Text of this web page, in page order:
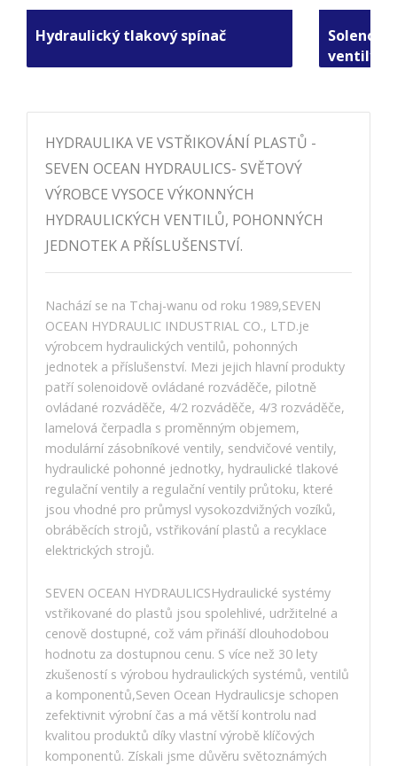
Hydraulický tlakový spínač
ventily
HYDRAULIKA VE VSTŘIKOVÁNÍ PLASTŮ -
SEVEN OCEAN HYDRAULICS- SVĚTOVÝ
VÝROBCE VYSOCE VÝKONNÝCH
HYDRAULICKÝCH VENTILŮ, POHONNÝCH
JEDNOTEK A PŘÍSLUŠENSTVÍ.
Nachází se na Tchaj-wanu od roku 1989,SEVEN
OCEAN HYDRAULIC INDUSTRIAL CO., LTD.je
výrobcem hydraulických ventilů, pohonných
jednotek a příslušenství. Mezi jejich hlavní produkty
patří solenoidově ovládané rozváděče, pilotně
ovládané rozváděče, 4/2 rozváděče, 4/3 rozváděče,
lamelová čerpadla s proměnným objemem,
modulární zásobníkové ventily, sendvičové ventily,
hydraulické pohonné jednotky, hydraulické tlakové
regulační ventily a regulační ventily průtoku, které
jsou vhodné pro průmysl vysokozdvižných vozíků,
obráběcích strojů, vstřikování plastů a recyklace
elektrických strojů.
SEVEN OCEAN HYDRAULICSHydraulické systémy
vstřikované do plastů jsou spolehlivé, udržitelné a
cenově dostupné, což vám přináší dlouhodobou
hodnotu za dostupnou cenu. S více než 30 lety
zkušeností s výrobou hydraulických systémů, ventilů
a komponentů,Seven Ocean Hydraulicsje schopen
zefektivnit výrobní čas a má větší kontrolu nad
kvalitou produktů díky vlastní výrobě klíčových
komponentů. Získali jsme důvěru světoznámých